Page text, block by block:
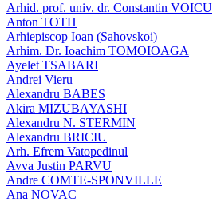
Arhid. prof. univ. dr. Constantin VOICU
Anton TOTH
Arhiepiscop Ioan (Sahovskoi)
Arhim. Dr. Ioachim TOMOIOAGA
Ayelet TSABARI
Andrei Vieru
Alexandru BABES
Akira MIZUBAYASHI
Alexandru N. STERMIN
Alexandru BRICIU
Arh. Efrem Vatopedinul
Avva Justin PARVU
Andre COMTE-SPONVILLE
Ana NOVAC